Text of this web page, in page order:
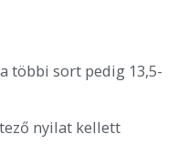
többi sort pedig 13,5-
nyilat kellett